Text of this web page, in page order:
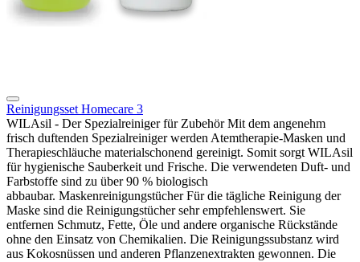
Reinigungsset Homecare 3
WILAsil - Der Spezialreiniger für Zubehör Mit dem angenehm
frisch duftenden Spezialreiniger werden Atemtherapie-Masken und
Therapieschläuche materialschonend gereinigt. Somit sorgt WILAsil
für hygienische Sauberkeit und Frische. Die verwendeten Duft- und
Farbstoffe sind zu über 90 % biologisch
abbaubar. Maskenreinigungstücher Für die tägliche Reinigung der
Maske sind die Reinigungstücher sehr empfehlenswert. Sie
entfernen Schmutz, Fette, Öle und andere organische Rückstände
ohne den Einsatz von Chemikalien. Die Reinigungssubstanz wird
aus Kokosnüssen und anderen Pflanzenextrakten gewonnen. Die